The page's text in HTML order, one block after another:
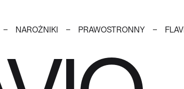
NAROŻNIKI PRAWOSTRONNY